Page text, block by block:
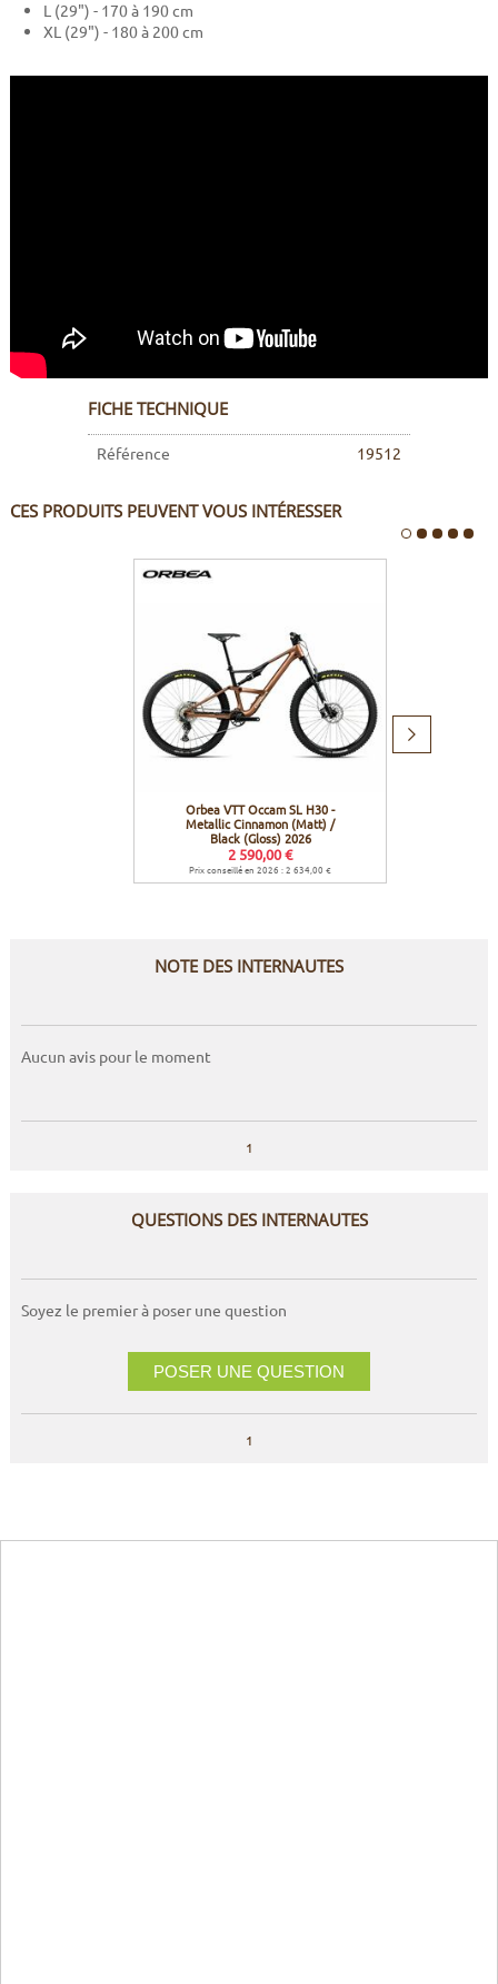
L (29") - 170 à 190 cm
XL (29") - 180 à 200 cm
FICHE TECHNIQUE
Référence 19512
CES PRODUITS PEUVENT VOUS INTÉRESSER
Orbea VTT Occam SL H30 -
Metallic Cinnamon (Matt) /
Black (Gloss) 2026
2 590,00 €
Prix conseillé en 2026 : 2 634,00 €
Produit
NOTE DES INTERNAUTES
Aucun avis pour le moment
1
QUESTIONS DES INTERNAUTES
Soyez le premier à poser une question
POSER UNE QUESTION
1